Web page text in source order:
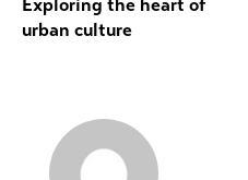
Exploring the heart of
urban culture